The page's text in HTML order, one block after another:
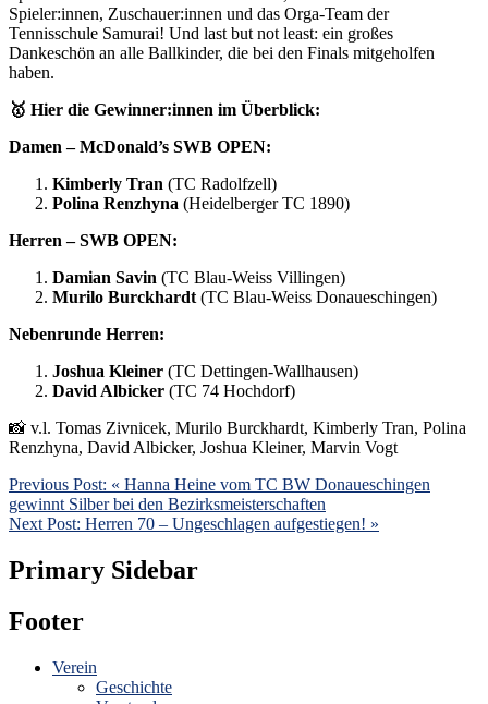
Spieler:innen, Zuschauer:innen und das Orga-Team der
Tennisschule Samurai! Und last but not least: ein großes
Dankeschön an alle Ballkinder, die bei den Finals mitgeholfen
haben.
🥇 Hier die Gewinner:innen im Überblick:
Damen – McDonald’s SWB OPEN:
Kimberly Tran (TC Radolfzell)
Polina Renzhyna (Heidelberger TC 1890)
Herren – SWB OPEN:
Damian Savin (TC Blau-Weiss Villingen)
Murilo Burckhardt (TC Blau-Weiss Donaueschingen)
Nebenrunde Herren:
Joshua Kleiner (TC Dettingen-Wallhausen)
David Albicker (TC 74 Hochdorf)
📸 v.l. Tomas Zivnicek, Murilo Burckhardt, Kimberly Tran, Polina
Renzhyna, David Albicker, Joshua Kleiner, Marvin Vogt
Previous Post: « Hanna Heine vom TC BW Donaueschingen
gewinnt Silber bei den Bezirksmeisterschaften
Next Post: Herren 70 – Ungeschlagen aufgestiegen! »
Primary Sidebar
Footer
Verein
Geschichte